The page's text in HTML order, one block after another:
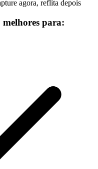
agora, reflita depois
melhores para: